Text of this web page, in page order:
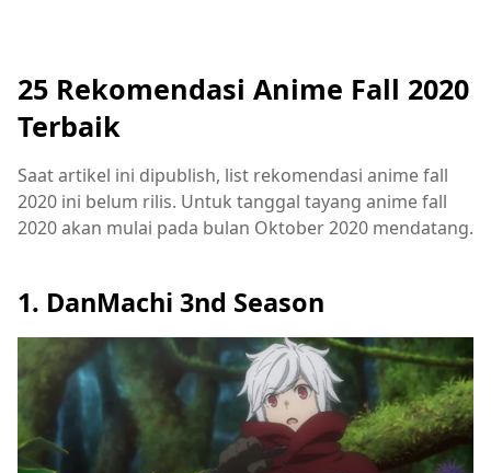
25 Rekomendasi Anime Fall 2020
Terbaik
Saat artikel ini dipublish, list rekomendasi anime fall
2020 ini belum rilis. Untuk tanggal tayang anime fall
2020 akan mulai pada bulan Oktober 2020 mendatang.
1. DanMachi 3nd Season